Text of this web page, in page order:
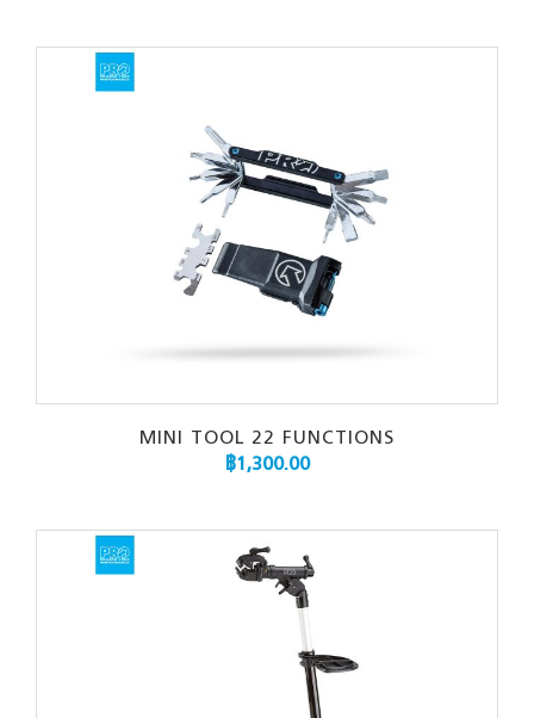
MINI TOOL 22 FUNCTIONS
฿1,300.00